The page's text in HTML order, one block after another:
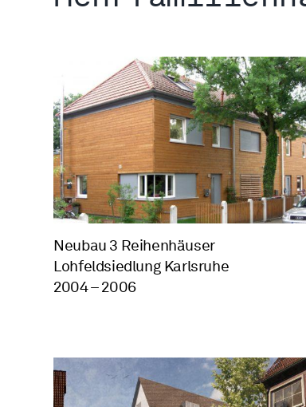
Neubau 3 Reihenhäuser
Lohfeldsiedlung Karlsruhe
2004 – 2006